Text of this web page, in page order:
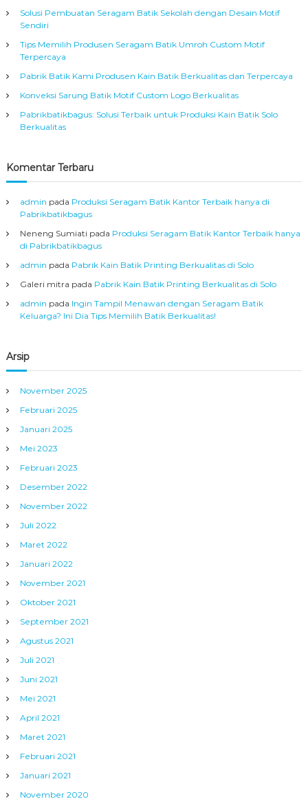
Solusi Pembuatan Seragam Batik Sekolah dengan Desain Motif
Sendiri
Tips Memilih Produsen Seragam Batik Umroh Custom Motif
Terpercaya
Pabrik Batik Kami Produsen Kain Batik Berkualitas dan Terpercaya
Konveksi Sarung Batik Motif Custom Logo Berkualitas
Pabrikbatikbagus: Solusi Terbaik untuk Produksi Kain Batik Solo
Berkualitas
Komentar Terbaru
admin pada Produksi Seragam Batik Kantor Terbaik hanya di
Pabrikbatikbagus
Neneng Sumiati pada Produksi Seragam Batik Kantor Terbaik hanya
di Pabrikbatikbagus
admin pada Pabrik Kain Batik Printing Berkualitas di Solo
Galeri mitra pada Pabrik Kain Batik Printing Berkualitas di Solo
admin pada Ingin Tampil Menawan dengan Seragam Batik
Keluarga? Ini Dia Tips Memilih Batik Berkualitas!
Arsip
November 2025
Februari 2025
Januari 2025
Mei 2023
Februari 2023
Desember 2022
November 2022
Juli 2022
Maret 2022
Januari 2022
November 2021
Oktober 2021
September 2021
Agustus 2021
Juli 2021
Juni 2021
Mei 2021
April 2021
Maret 2021
Februari 2021
Januari 2021
November 2020